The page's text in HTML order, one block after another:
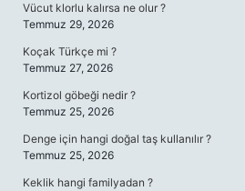
Vücut klorlu kalırsa ne olur ?
Temmuz 29, 2026
Koçak Türkçe mi ?
Temmuz 27, 2026
Kortizol göbeği nedir ?
Temmuz 25, 2026
Denge için hangi doğal taş kullanılır ?
Temmuz 25, 2026
Keklik hangi familyadan ?